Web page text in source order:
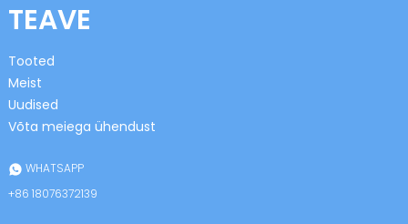
TEAVE
Tooted
Meist
Uudised
Võta meiega ühendust
WHATSAPP
+86 18076372139